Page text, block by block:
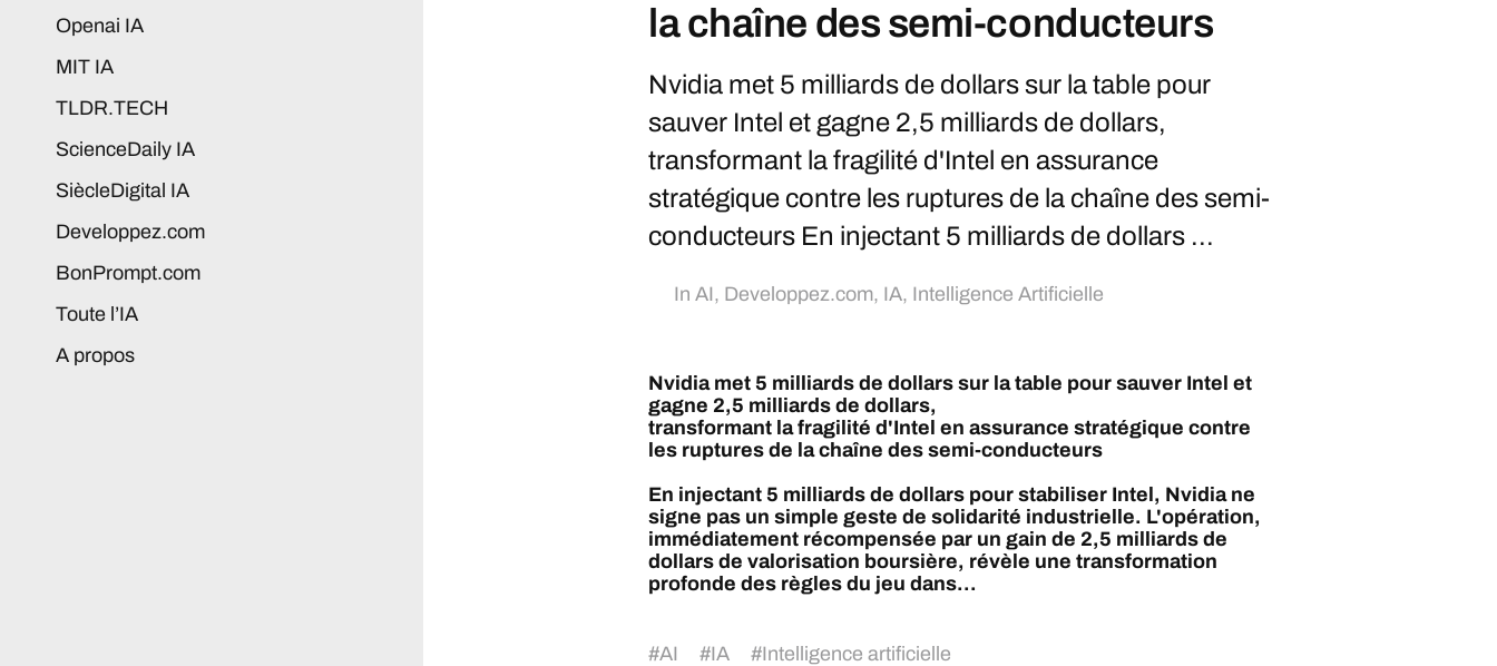
Openai IA
MIT IA
TLDR.TECH
ScienceDaily IA
SiècleDigital IA
Developpez.com
BonPrompt.com
Toute l’IA
A propos
la chaîne des semi-conducteurs
Nvidia met 5 milliards de dollars sur la table pour
sauver Intel et gagne 2,5 milliards de dollars,
transformant la fragilité d'Intel en assurance
stratégique contre les ruptures de la chaîne des semi-
conducteurs En injectant 5 milliards de dollars ...
In AI, Developpez.com, IA, Intelligence Artificielle
Nvidia met 5 milliards de dollars sur la table pour sauver Intel et
gagne 2,5 milliards de dollars,
transformant la fragilité d'Intel en assurance stratégique contre
les ruptures de la chaîne des semi-conducteurs
En injectant 5 milliards de dollars pour stabiliser Intel, Nvidia ne
signe pas un simple geste de solidarité industrielle. L'opération,
immédiatement récompensée par un gain de 2,5 milliards de
dollars de valorisation boursière, révèle une transformation
profonde des règles du jeu dans...
#AI #IA #Intelligence artificielle